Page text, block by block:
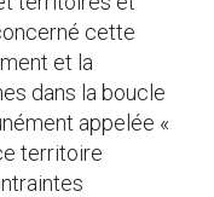
cette
et la
dans la boucle
appelée «
territoire